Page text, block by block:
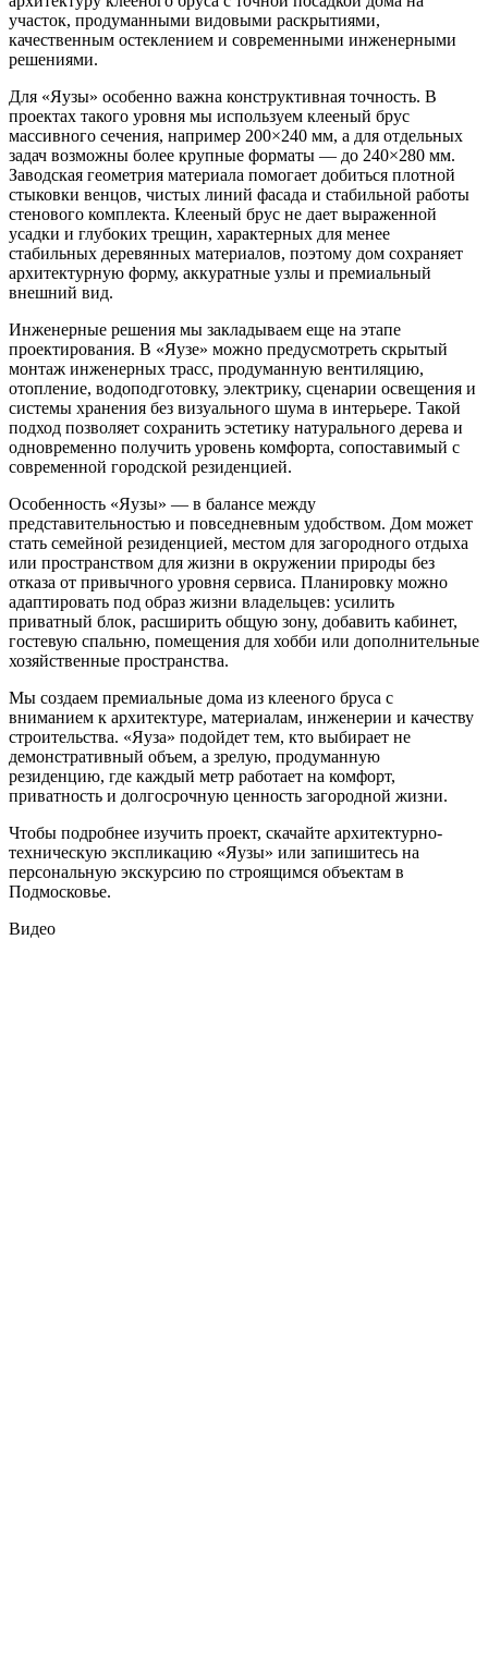
участок, продуманными видовыми раскрытиями,
качественным остеклением и современными инженерными
решениями.
Для «Яузы» особенно важна конструктивная точность. В
проектах такого уровня мы используем клееный брус
массивного сечения, например 200×240 мм, а для отдельных
задач возможны более крупные форматы — до 240×280 мм.
Заводская геометрия материала помогает добиться плотной
стыковки венцов, чистых линий фасада и стабильной работы
стенового комплекта. Клееный брус не дает выраженной
усадки и глубоких трещин, характерных для менее
стабильных деревянных материалов, поэтому дом сохраняет
архитектурную форму, аккуратные узлы и премиальный
внешний вид.
Инженерные решения мы закладываем еще на этапе
проектирования. В «Яузе» можно предусмотреть скрытый
монтаж инженерных трасс, продуманную вентиляцию,
отопление, водоподготовку, электрику, сценарии освещения и
системы хранения без визуального шума в интерьере. Такой
подход позволяет сохранить эстетику натурального дерева и
одновременно получить уровень комфорта, сопоставимый с
современной городской резиденцией.
Особенность «Яузы» — в балансе между
представительностью и повседневным удобством. Дом может
стать семейной резиденцией, местом для загородного отдыха
или пространством для жизни в окружении природы без
отказа от привычного уровня сервиса. Планировку можно
адаптировать под образ жизни владельцев: усилить
приватный блок, расширить общую зону, добавить кабинет,
гостевую спальню, помещения для хобби или дополнительные
хозяйственные пространства.
Мы создаем премиальные дома из клееного бруса с
вниманием к архитектуре, материалам, инженерии и качеству
строительства. «Яуза» подойдет тем, кто выбирает не
демонстративный объем, а зрелую, продуманную
резиденцию, где каждый метр работает на комфорт,
приватность и долгосрочную ценность загородной жизни.
Чтобы подробнее изучить проект, скачайте архитектурно-
техническую экспликацию «Яузы» или запишитесь на
персональную экскурсию по строящимся объектам в
Подмосковье.
Видео